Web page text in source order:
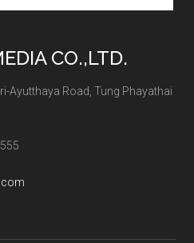
CO.,LTD.
Ayutthaya Road, Tung Phayathai